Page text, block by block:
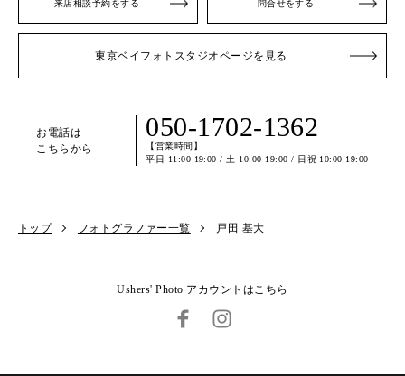
来店相談予約をする 問合せをする
東京ベイフォトスタジオページを見る
お電話は
こちらから
050-1702-1362
【営業時間】
平日 11:00-19:00 / 土 10:00-19:00 / 日祝 10:00-19:00
トップ フォトグラファー一覧 戸田 基大
Ushers' Photo アカウントはこちら